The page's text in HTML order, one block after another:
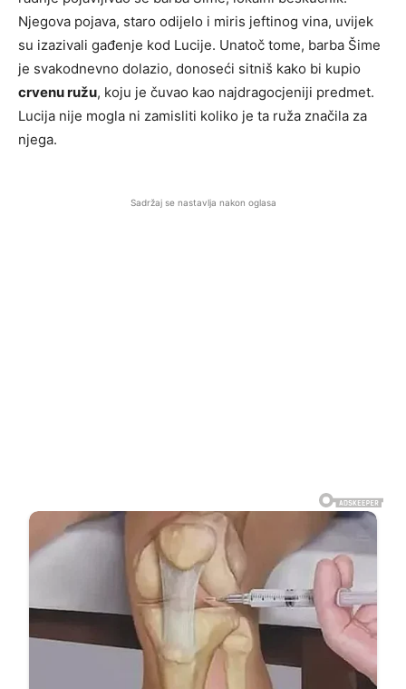
Njegova pojava, staro odijelo i miris jeftinog vina, uvijek
su izazivali gađenje kod Lucije. Unatoč tome, barba Šime
je svakodnevno dolazio, donoseći sitniš kako bi kupio
crvenu ružu, koju je čuvao kao najdragocjeniji predmet.
Lucija nije mogla ni zamisliti koliko je ta ruža značila za
njega.
Sadržaj se nastavlja nakon oglasa